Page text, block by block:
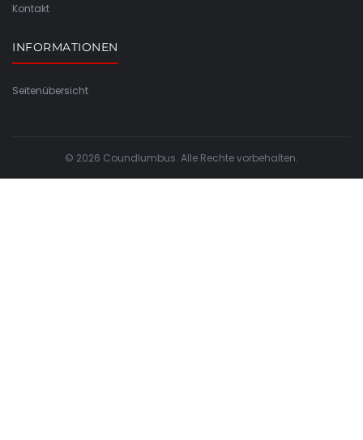
Kontakt
INFORMATIONEN
Seitenübersicht
© 2026 Coundlumbus. Alle Rechte vorbehalten.